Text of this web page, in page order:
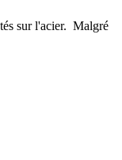
sur l'acier. Malgré